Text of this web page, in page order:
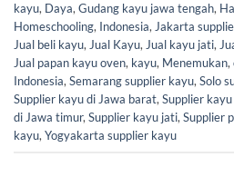
kayu, Daya,Gudang kayu jawa tengah,
Homeschooling, Indonesia,Jakarta
Jual beli kayu,Jual Kayu,Jual kayu jati,
Jual papan kayu oven, kayu, Menemukan,
Indonesia,Semarang supplier kayu,Solo
Supplier kayu di Jawa barat,Supplier
di Jawa timur,Supplier kayu jati,Supplier
kayu,Yogyakarta supplier kayu